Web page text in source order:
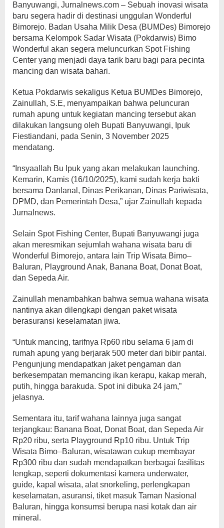
Banyuwangi, Jurnalnews.com – Sebuah inovasi wisata
baru segera hadir di destinasi unggulan Wonderful
Bimorejo. Badan Usaha Milik Desa (BUMDes) Bimorejo
bersama Kelompok Sadar Wisata (Pokdarwis) Bimo
Wonderful akan segera meluncurkan Spot Fishing
Center yang menjadi daya tarik baru bagi para pecinta
mancing dan wisata bahari.
Ketua Pokdarwis sekaligus Ketua BUMDes Bimorejo,
Zainullah, S.E, menyampaikan bahwa peluncuran
rumah apung untuk kegiatan mancing tersebut akan
dilakukan langsung oleh Bupati Banyuwangi, Ipuk
Fiestiandani, pada Senin, 3 November 2025
mendatang.
“Insyaallah Bu Ipuk yang akan melakukan launching.
Kemarin, Kamis (16/10/2025), kami sudah kerja bakti
bersama Danlanal, Dinas Perikanan, Dinas Pariwisata,
DPMD, dan Pemerintah Desa,” ujar Zainullah kepada
Jurnalnews.
Selain Spot Fishing Center, Bupati Banyuwangi juga
akan meresmikan sejumlah wahana wisata baru di
Wonderful Bimorejo, antara lain Trip Wisata Bimo–
Baluran, Playground Anak, Banana Boat, Donat Boat,
dan Sepeda Air.
Zainullah menambahkan bahwa semua wahana wisata
nantinya akan dilengkapi dengan paket wisata
berasuransi keselamatan jiwa.
“Untuk mancing, tarifnya Rp60 ribu selama 6 jam di
rumah apung yang berjarak 500 meter dari bibir pantai.
Pengunjung mendapatkan jaket pengaman dan
berkesempatan memancing ikan kerapu, kakap merah,
putih, hingga barakuda. Spot ini dibuka 24 jam,”
jelasnya.
Sementara itu, tarif wahana lainnya juga sangat
terjangkau: Banana Boat, Donat Boat, dan Sepeda Air
Rp20 ribu, serta Playground Rp10 ribu. Untuk Trip
Wisata Bimo–Baluran, wisatawan cukup membayar
Rp300 ribu dan sudah mendapatkan berbagai fasilitas
lengkap, seperti dokumentasi kamera underwater,
guide, kapal wisata, alat snorkeling, perlengkapan
keselamatan, asuransi, tiket masuk Taman Nasional
Baluran, hingga konsumsi berupa nasi kotak dan air
mineral.